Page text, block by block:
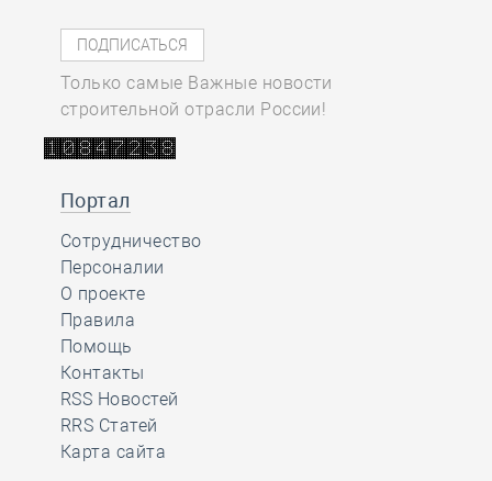
Только самые Важные новости
строительной отрасли России!
Портал
Сотрудничество
Персоналии
О проекте
Правила
Помощь
Контакты
RSS Новостей
RRS Статей
Карта сайта